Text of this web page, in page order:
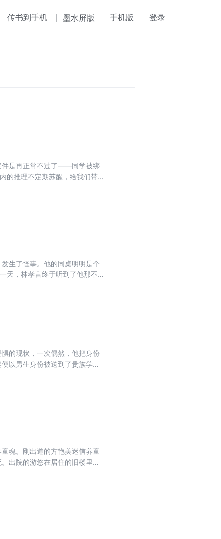
传书到手机 墨水屏版 手机版 登录
件是再正常不过了——同学被绑
的推理不定期苏醒，给我们带
生了怪事。他的同桌明明是个
天，林孝言终于听到了他那不
的现状，一次偶然，他把身份
以男生身份被送到了贵族学
魂。刚出道的方艳美迷信养童
出院的游悠在居住的旧楼里遇